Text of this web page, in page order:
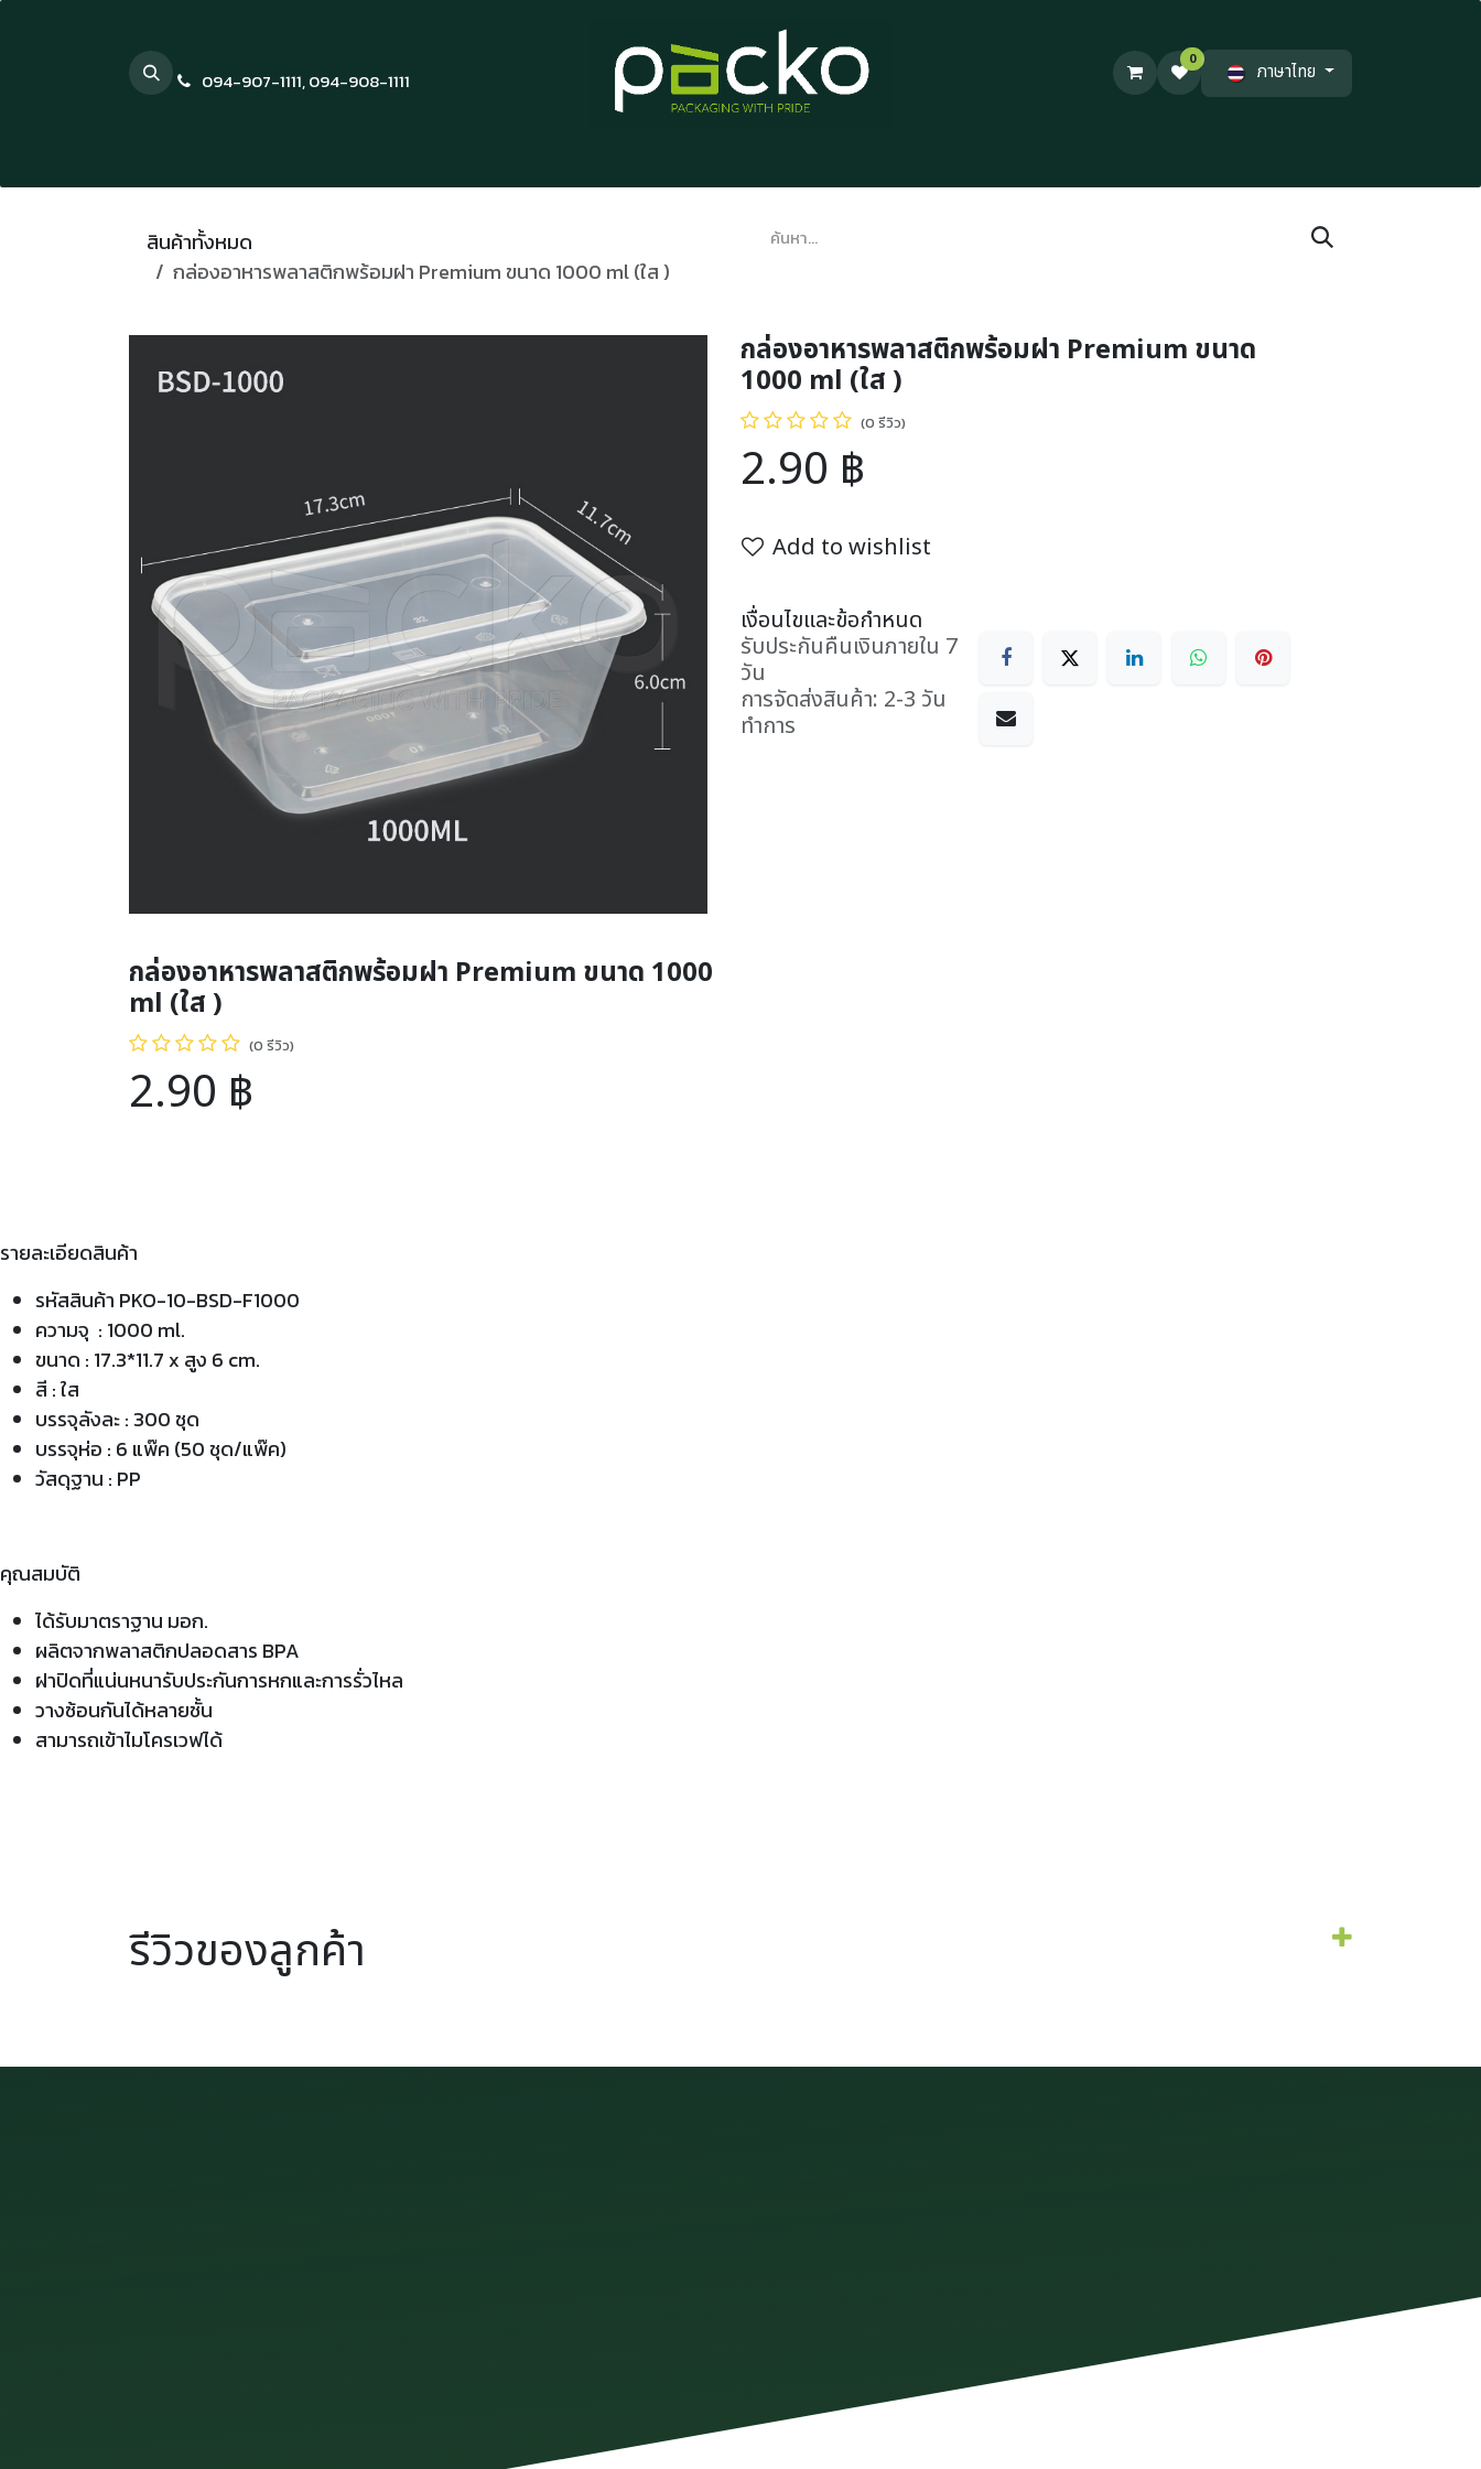
094-907-1111,094-908-1111
0
ภาษาไทย
สินค้าทั้งหมด
กล่องอาหารพลาสติกพร้อมฝา Premium ขนาด 1000 ml (ใส )
กล่องอาหารพลาสติกพร้อมฝา Premium ขนาด
1000 ml (ใส )
(0 รีวิว)
2.90 ฿
Add to wishlist
เงื่อนไขและข้อกำหนด
รับประกันคืนเงินภายใน 7
วัน
การจัดส่งสินค้า: 2-3 วัน
ทำการ
กล่องอาหารพลาสติกพร้อมฝา Premium ขนาด 1000
ml (ใส )
(0 รีวิว)
2.90 ฿
รายละเอียดสินค้า
รหัสสินค้า PKO-10-BSD-F1000
ความจุ : 1000 ml.
ขนาด : 17.3*11.7 x สูง 6 cm.
สี : ใส
บรรจุลังละ : 300 ชุด
บรรจุห่อ : 6 แพ๊ค (50 ชุด/แพ๊ค)
วัสดุฐาน : PP
คุณสมบัติ
ได้รับมาตราฐาน มอก.
ผลิตจากพลาสติกปลอดสาร BPA
ฝาปิดที่แน่นหนารับประกันการหกและการรั่วไหล
วางซ้อนกันได้หลายชั้น
สามารถเข้าไมโครเวฟได้
รีวิวของลูกค้า